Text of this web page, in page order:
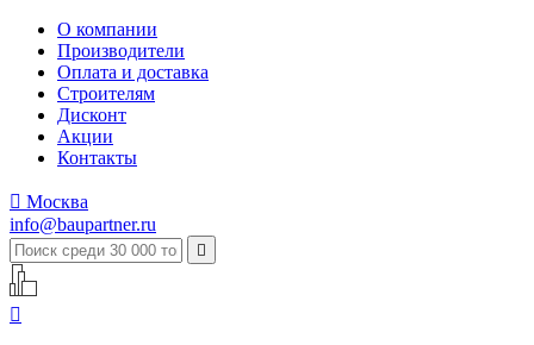
О компании
Производители
Оплата и доставка
Строителям
Дисконт
Акции
Контакты
 Москва
info@baupartner.ru

